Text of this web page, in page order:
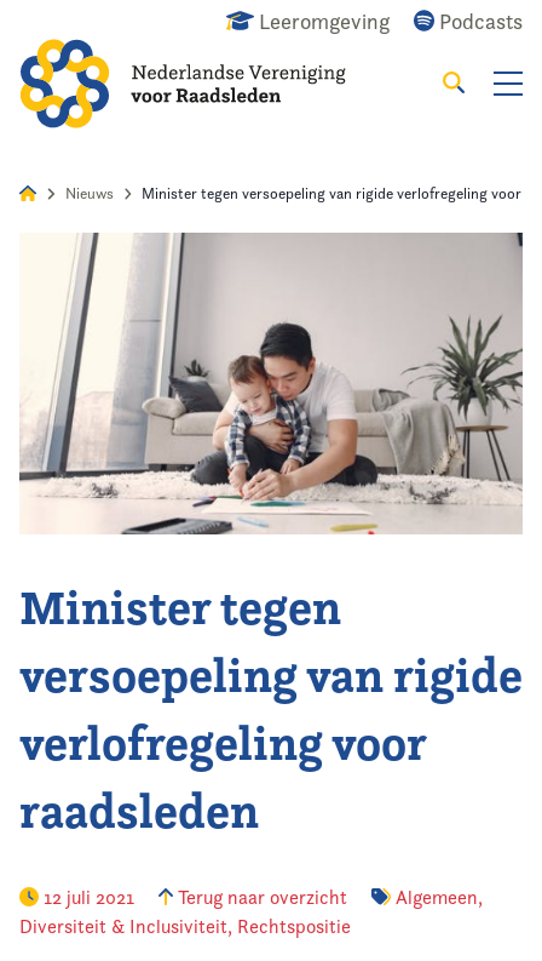
Leeromgeving Podcasts
Zoeken
Home
Agenda
Nieuws
Opleiding
Kennis & Informatie
Vereniging
Nieuws Minister tegen versoepeling van rigide verlofregeling voor
Minister tegen
versoepeling van rigide
verlofregeling voor
raadsleden
12 juli 2021 Terug naar overzicht Algemeen,
Diversiteit & Inclusiviteit, Rechtspositie